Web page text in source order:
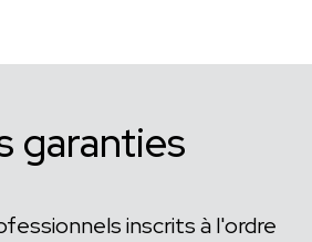
garanties
inscrits à l'ordre